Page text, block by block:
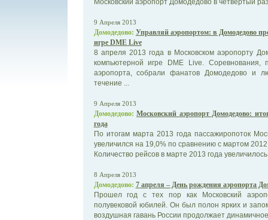
9 Апреля 2013
Домодедово: Управляй аэропортом: в Домодедово
игре DME Live
8 апреля 2013 года в Московском аэропорту
компьютерной игре DME Live.
аэропорта, собрали фанатов Домодедово и
течение ...
9 Апреля 2013
Домодедово: Московский аэропорт Домодедово:
года
По итогам марта 2013 года пассажиропоток
увеличился на 19,0% по сравнению с мартом
Количество рейсов в марте 2013 года увеличилось
8 Апреля 2013
Домодедово: 7 апреля – День рождения аэропорта
Прошел год с тех пор как Московский
полувековой юбилей. Он был полон ярких и
воздушная гавань России продолжает